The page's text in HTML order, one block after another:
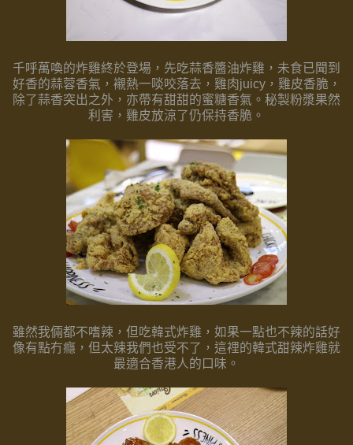
千呼萬喚的炸雞終於登場，先吃蒜香醬油炸雞， 未食已聞到
好香的蒜蓉香氣，襯熱一啖咬落去，雞肉juicy， 雞皮香脆，
除了蒜香突出之外，亦帶有甜甜的蜜糖香氣。 秘製粉漿果然
利害，雞皮放涼了仍保持香脆。
雖然我倆都不嗜辣，但吃韓式炸雞， 如果一點也不辣的話好
像有點冇癮，但太辣我們也受不了，這𥚃的韓式甜辣炸雞就
最適合香港人的口味。